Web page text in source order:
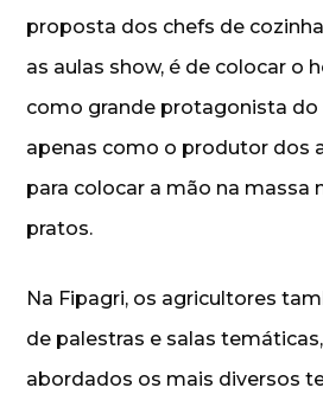
proposta dos chefs de
as aulas show, é de colocar o
como grande protagonista do
apenas como o produtor dos
para colocar a mão na massa
pratos.
Na Fipagri, os agricultores
de palestras e salas
abordados os mais diversos